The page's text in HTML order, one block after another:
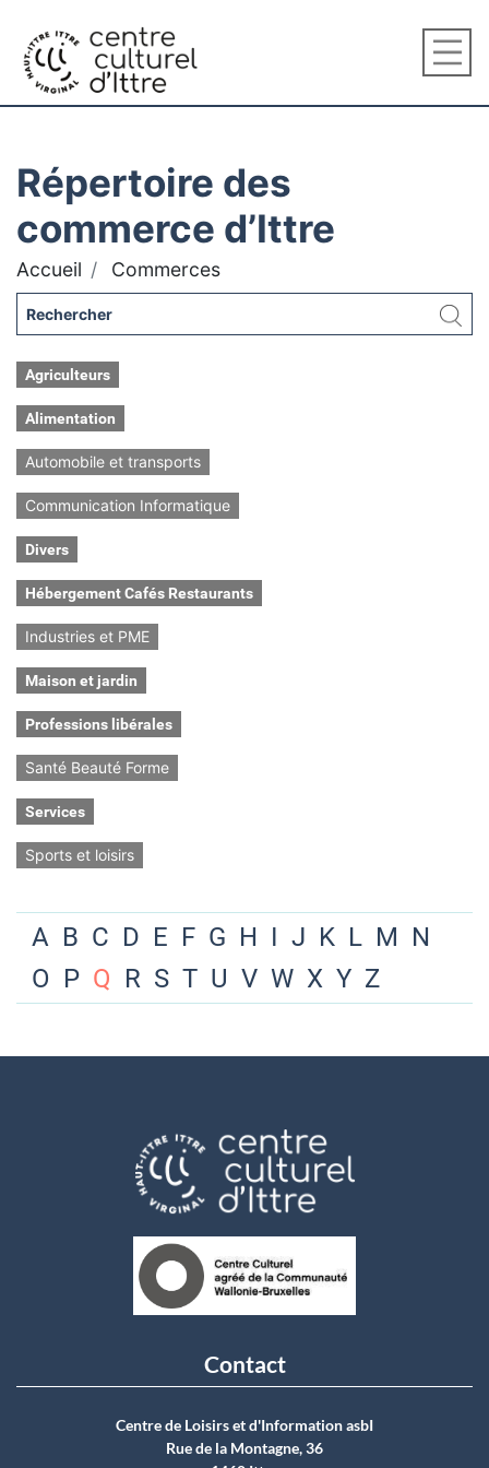
Répertoire des
commerce d’Ittre
Accueil Commerces
Agriculteurs
Alimentation
Automobile et transports
Communication Informatique
Divers
Hébergement Cafés Restaurants
Industries et PME
Maison et jardin
Professions libérales
Santé Beauté Forme
Services
Sports et loisirs
A B C D E F G H I J K L M N
O P Q R S T U V W X Y Z
Contact
Centre de Loisirs et d'Information asbI
Rue de la Montagne, 36